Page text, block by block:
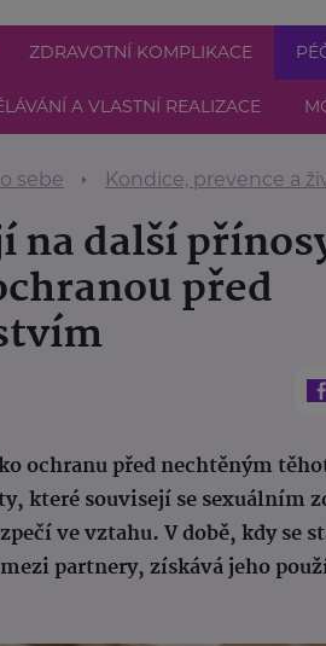
ZDRAVOTNÍ KOMPLIKACE
A VLASTNÍ REALIZACE
sebe Kondice, prevence a
na další
před
ochranu před nechtěným
které souvisejí se sexuálním
ve vztahu. V době, kdy se
partnery, získává jeho